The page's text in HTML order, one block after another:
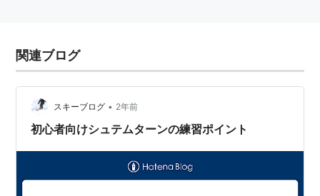
関連ブログ
スキーブログ • 2年前
初心者向けシュテムターンの練習ポイント